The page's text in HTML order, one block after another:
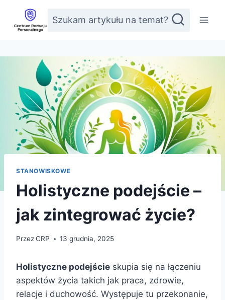
Przejdź
treści
Szukam artykułu na temat?
STANOWISKOWE
Holistyczne podejście –
jak zintegrować życie?
PrzezCRP 13 grudnia, 2025
Holistyczne podejście skupia się na łączeniu
aspektów życia takich jak praca, zdrowie,
relacje i duchowość. Występuje tu przekonanie,